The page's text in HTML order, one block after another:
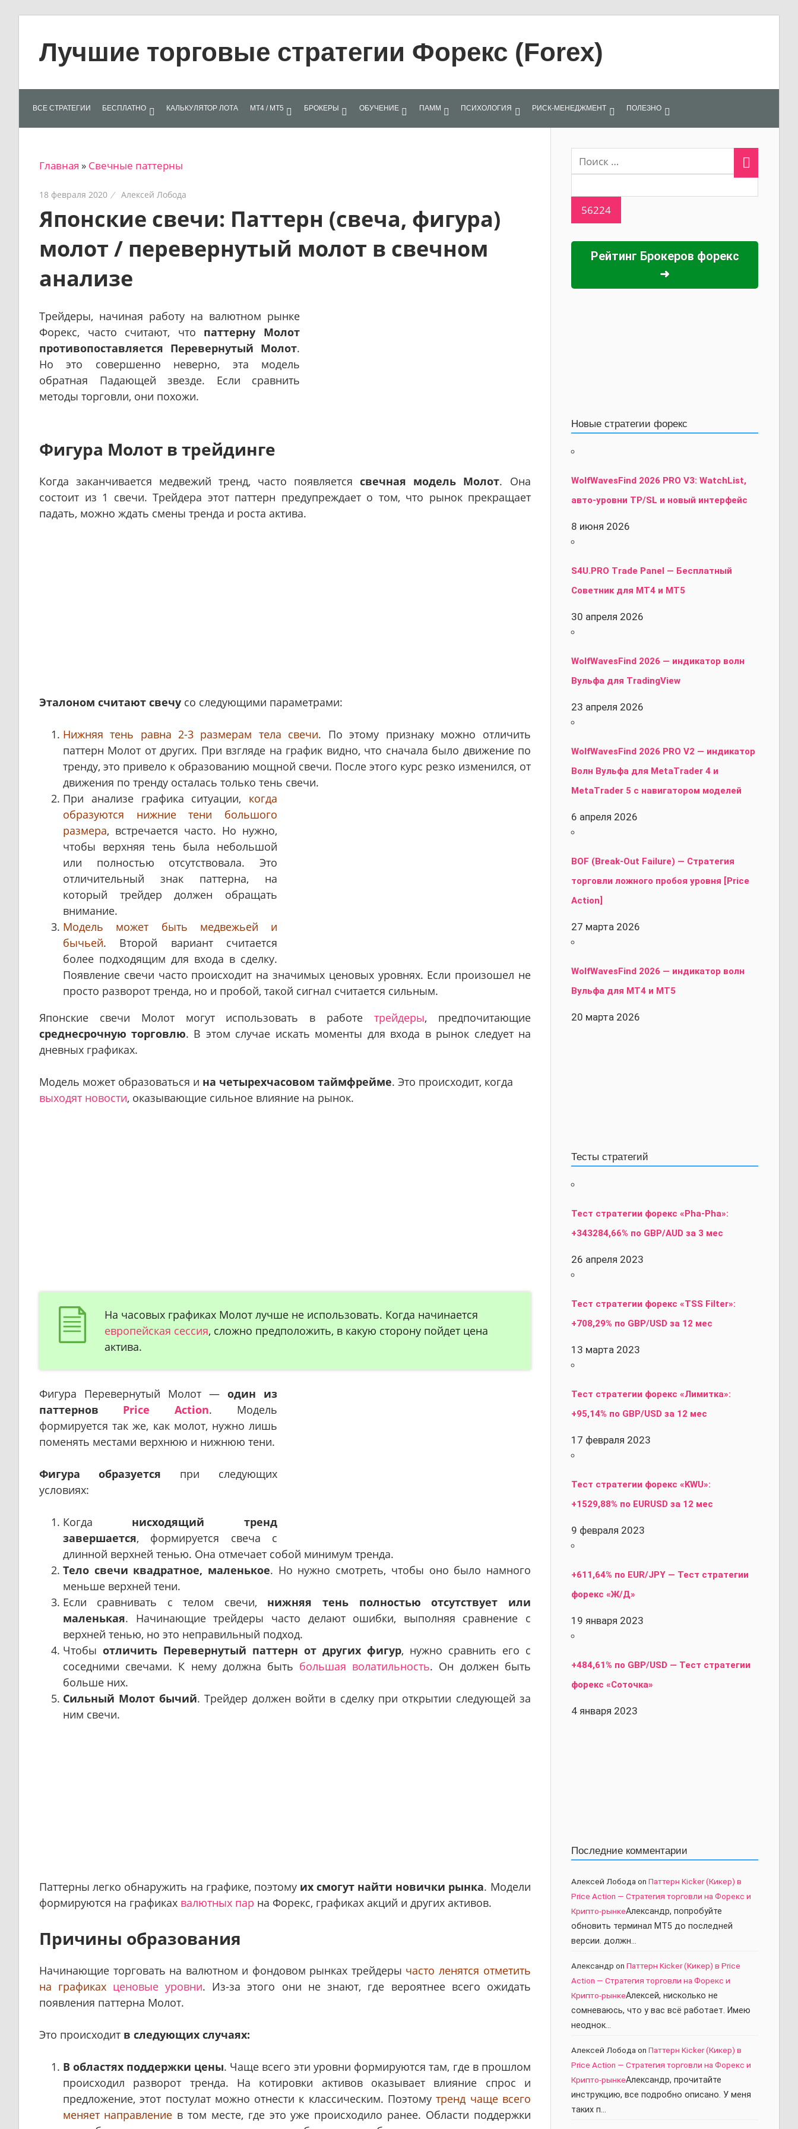
contentЛучшие торговые стратегии Форекс (Forex)
для
рынках:
сигналы,
новости…
ВСЕ СТРАТЕГИИ БЕСПЛАТНО КАЛЬКУЛЯТОР ЛОТА МТ4 / МТ5 БРОКЕРЫ ОБУЧЕНИЕ ПАММ ПСИХОЛОГИЯ РИСК-МЕНЕДЖМЕНТ ПОЛЕЗНО
Главная » Свечные паттерны
18 февраля 2020 Алексей Лобода
Японские свечи: Паттерн (свеча, фигура)
молот / перевернутый молот в свечном
анализе
Трейдеры, начиная работу на валютном рынке
Форекс, часто считают, что паттерну Молот
противопоставляется Перевернутый Молот.
Но это совершенно неверно, эта модель
обратная Падающей звезде. Если сравнить
методы торговли, они похожи.
Фигура Молот в трейдинге
Когда заканчивается медвежий тренд, часто появляется свечная модель Молот. Она
состоит из 1 свечи. Трейдера этот паттерн предупреждает о том, что рынок прекращает
падать, можно ждать смены тренда и роста актива.
Эталоном считают свечу со следующими параметрами:
Нижняя тень равна 2-3 размерам тела свечи. По этому признаку можно отличить
паттерн Молот от других. При взгляде на график видно, что сначала было движение по
тренду, это привело к образованию мощной свечи. После этого курс резко изменился, от
движения по тренду осталась только тень свечи.
При анализе графика ситуации, когда
образуются нижние тени большого
размера, встречается часто. Но нужно,
чтобы верхняя тень была небольшой
или полностью отсутствовала. Это
отличительный знак паттерна, на
который трейдер должен обращать
внимание.
Модель может быть медвежьей и
бычьей. Второй вариант считается
более подходящим для входа в сделку.
Появление свечи часто происходит на значимых ценовых уровнях. Если произошел не
просто разворот тренда, но и пробой, такой сигнал считается сильным.
Японские свечи Молот могут использовать в работе трейдеры, предпочитающие
среднесрочную торговлю. В этом случае искать моменты для входа в рынок следует на
дневных графиках.
Модель может образоваться и на четырехчасовом таймфрейме. Это происходит, когда
выходят новости, оказывающие сильное влияние на рынок.
На часовых графиках Молот лучше не использовать. Когда начинается
европейская сессия, сложно предположить, в какую сторону пойдет цена
актива.
Фигура Перевернутый Молот — один из
паттернов Price Action. Модель
формируется так же, как молот, нужно лишь
поменять местами верхнюю и нижнюю тени.
Фигура образуется при следующих
условиях:
Когда нисходящий тренд
завершается, формируется свеча с
длинной верхней тенью. Она отмечает собой минимум тренда.
Тело свечи квадратное, маленькое. Но нужно смотреть, чтобы оно было намного
меньше верхней тени.
Если сравнивать с телом свечи, нижняя тень полностью отсутствует или
маленькая. Начинающие трейдеры часто делают ошибки, выполняя сравнение с
верхней тенью, но это неправильный подход.
Чтобы отличить Перевернутый паттерн от других фигур, нужно сравнить его с
соседними свечами. К нему должна быть большая волатильность. Он должен быть
больше них.
Сильный Молот бычий. Трейдер должен войти в сделку при открытии следующей за
ним свечи.
Паттерны легко обнаружить на графике, поэтому их смогут найти новички рынка. Модели
формируются на графиках валютных пар на Форекс, графиках акций и других активов.
Причины образования
Начинающие торговать на валютном и фондовом рынках трейдеры часто ленятся отметить
на графиках ценовые уровни. Из-за этого они не знают, где вероятнее всего ожидать
появления паттерна Молот.
Это происходит в следующих случаях:
В областях поддержки цены. Чаще всего эти уровни формируются там, где в прошлом
происходил разворот тренда. На котировки активов оказывает влияние спрос и
предложение, этот постулат можно отнести к классическим. Поэтому тренд чаще всего
меняет направление в том месте, где это уже происходило ранее. Области поддержки
Рейтинг Брокеров форекс
➜
Новые стратегии форекс
WolfWavesFind 2026 PRO V3: WatchList,
авто-уровни TP/SL и новый интерфейс
8 июня 2026
S4U.PRO Trade Panel — Бесплатный
Советник для MT4 и MT5
30 апреля 2026
WolfWavesFind 2026 — индикатор волн
Вульфа для TradingView
23 апреля 2026
WolfWavesFind 2026 PRO V2 — индикатор
Волн Вульфа для MetaTrader 4 и
MetaTrader 5 с навигатором моделей
6 апреля 2026
BOF (Break-Out Failure) — Стратегия
торговли ложного пробоя уровня [Price
Action]
27 марта 2026
WolfWavesFind 2026 — индикатор волн
Вульфа для MT4 и MT5
20 марта 2026
Тесты стратегий
Тест стратегии форекс «Pha-Pha»:
+343284,66% по GBP/AUD за 3 мес
26 апреля 2023
Тест стратегии форекс «TSS Filter»:
+708,29% по GBP/USD за 12 мес
13 марта 2023
Тест стратегии форекс «Лимитка»:
+95,14% по GBP/USD за 12 мес
17 февраля 2023
Тест стратегии форекс «KWU»:
+1529,88% по EURUSD за 12 мес
9 февраля 2023
+611,64% по EUR/JPY — Тест стратегии
форекс «Ж/Д»
19 января 2023
+484,61% по GBP/USD — Тест стратегии
форекс «Соточка»
4 января 2023
Последние комментарии
Алексей Лободаon Паттерн Kicker (Кикер) в
Price Action — Стратегия торговли на Форекс и
Крипто-рынкеАлександр, попробуйте
обновить терминал МТ5 до последней
версии. должн…
Александр on Паттерн Kicker (Кикер) в Price
Action — Стратегия торговли на Форекс и
Крипто-рынкеАлексей, нисколько не
сомневаюсь, что у вас всё работает. Имею
неоднок…
Алексей Лободаon Паттерн Kicker (Кикер) в
Price Action — Стратегия торговли на Форекс и
Крипто-рынкеАлександр, прочитайте
инструкцию, все подробно описано. У меня
таких п…